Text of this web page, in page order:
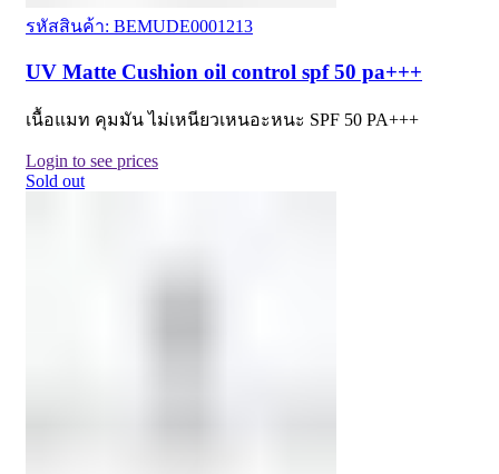
รหัสสินค้า: BEMUDE0001213
UV Matte Cushion oil control spf 50 pa+++
เนื้อแมท คุมมัน ไม่เหนียวเหนอะหนะ SPF 50 PA+++
Login to see prices
Sold out